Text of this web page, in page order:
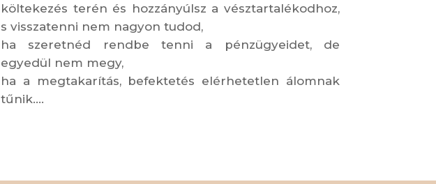
költekezés terén és hozzányúlsz a vésztartalékodhoz,
s visszatenni nem nagyon tudod,
ha szeretnéd rendbe tenni a pénzügyeidet, de
egyedül nem megy,
ha a megtakarítás, befektetés elérhetetlen álomnak
tűnik….